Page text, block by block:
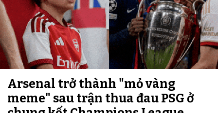
Arsenal trở thành "mỏ vàng
meme" sau trận thua đau PSG ở